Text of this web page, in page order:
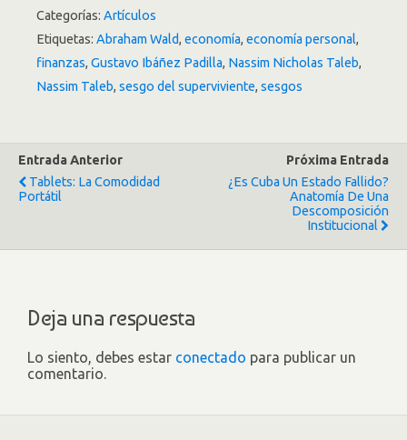
Categorías: Artículos
Etiquetas: Abraham Wald, economía, economía personal,
finanzas, Gustavo Ibáñez Padilla, Nassim Nicholas Taleb,
Nassim Taleb, sesgo del superviviente, sesgos
Entrada Anterior
Tablets: La Comodidad
Portátil
Próxima Entrada
¿Es Cuba Un Estado Fallido?
Anatomía De Una
Descomposición
Institucional
Deja una respuesta
Lo siento, debes estar conectado para publicar un
comentario.